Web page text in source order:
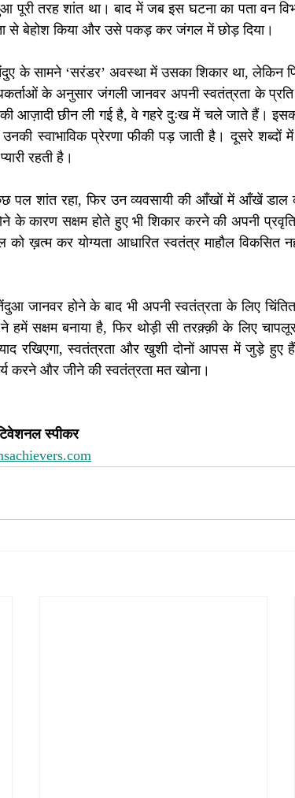
पूरी तरह शांत था। बाद में जब इस घटना का पता वन
से बेहोश किया और उसे पकड़ कर जंगल में छोड़ दिया।
के सामने ‘सरंडर’ अवस्था में उसका शिकार था, लेकिन
के अनुसार जंगली जानवर अपनी स्वतंत्रता के
आज़ादी छीन ली गई है, वे गहरे दुःख में चले जाते हैं।
स्वाभाविक प्रेरणा फीकी पड़ जाती है। दूसरे शब्दों
रहती है।
पल शांत रहा, फिर उन व्यवसायी की आँखों में आँखें
के कारण सक्षम होते हुए भी शिकार करने की अपनी
को ख़त्म कर योग्यता आधारित स्वतंत्र माहौल विकसित
जानवर होने के बाद भी अपनी स्वतंत्रता के लिए
हमें सक्षम बनाया है, फिर थोड़ी सी तरक़्क़ी के लिए
याद रखिएगा, स्वतंत्रता और खुशी दोनों आपस में जुड़े
करने और जीने की स्वतंत्रता मत खोना।
स्पीकर